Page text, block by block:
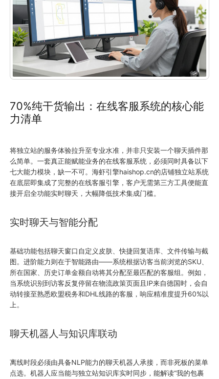
70%纯干货输出：在线客服系统的核心能
力清单
将独立站的服务体验拉升至专业水准，并非只安装一个聊天插件那
么简单。一套真正能赋能业务的在线客服系统，必须同时具备以下
七大能力模块，缺一不可。海虾引擎haishop.cn的店铺独立站系统
在底层即集成了完整的在线客服引擎，客户无需第三方工具便能直
接开启全功能实时聊天，大幅降低技术集成门槛。
实时聊天与智能分配
基础功能包括聊天窗口自定义皮肤、快捷回复语库、文件传输与截
图。进阶能力则在于智能路由——系统根据访客当前浏览的SKU、
所在国家、历史订单金额自动将其分配至最匹配的客服组。例如，
当系统识别到访客反复停留在物流政策页面且IP来自德国时，会自
动转接至熟悉欧盟税务和DHL线路的客服，响应精准度提升60%以
上。
聊天机器人与知识库联动
离线时段必须由具备NLP能力的聊天机器人承接，而非死板的菜单
点选。机器人应当能与独立站知识库实时同步，能解读“我的包裹